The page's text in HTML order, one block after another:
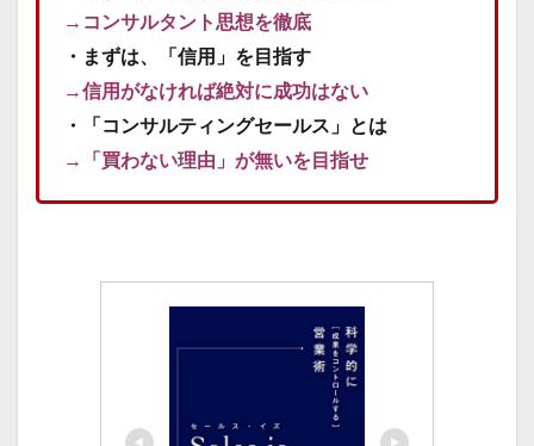
→コンサルタント思想を徹底
・まずは、「信用」を目指す
→信用がなければ絶対に成功はない
・「コンサルティングセールス」とは
→「買わない理由」が無いを目指せ